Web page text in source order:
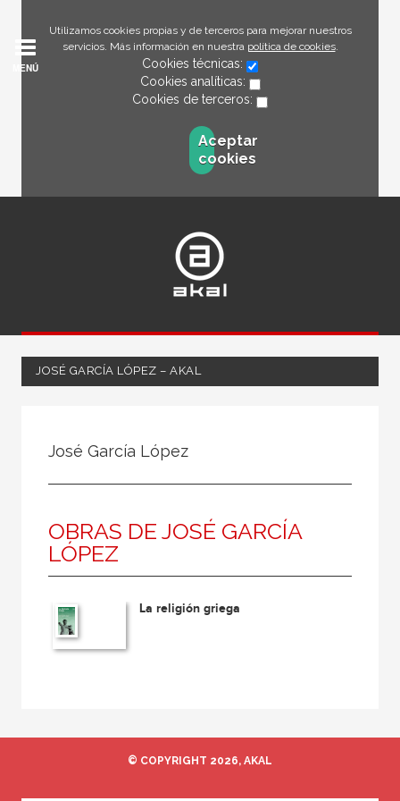
Utilizamos cookies propias y de terceros para mejorar nuestros
servicios. Más información en nuestra política de cookies.
Cookies técnicas:
Cookies analíticas:
Cookies de terceros:
Aceptar
cookies
MENÚ
JOSÉ GARCÍA LÓPEZ – AKAL
Coordinador
Editor
Escritor
Escritora
Traductor
José García López
OBRAS DE JOSÉ GARCÍA
LÓPEZ
La religión griega
© COPYRIGHT 2026, AKAL